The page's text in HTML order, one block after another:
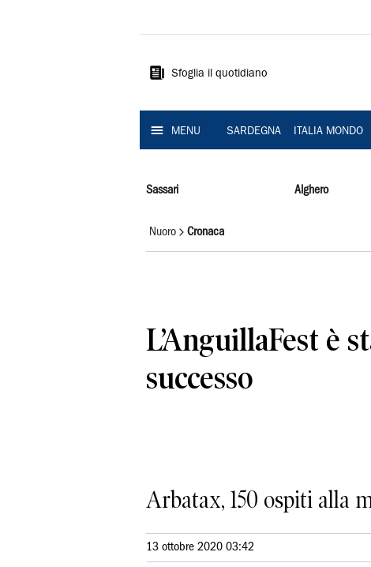
Sardegna
Sfoglia il quotidiano
MENU SARDEGNA ITALIA MONDO
Sassari Alghero
Nuoro Cronaca
L’AnguillaFest è
successo
Arbatax, 150 ospiti alla
13 ottobre 2020 03:42